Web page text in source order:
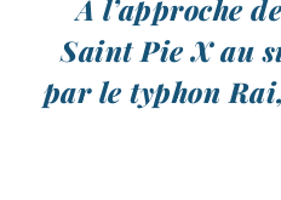
A l’ap­proche
Saint Pie X au
par le typhon